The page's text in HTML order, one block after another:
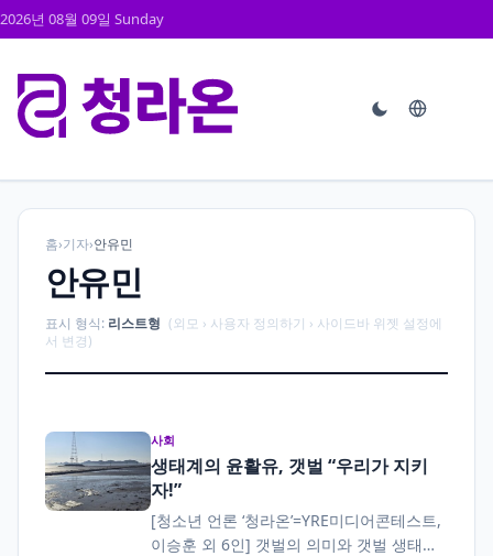
2026년 08월 09일 Sunday
홈›기자›안유민
안유민
표시 형식: 리스트형 (외모 › 사용자 정의하기 › 사이드바 위젯 설정에
서 변경)
사회
생태계의 윤활유, 갯벌 “우리가 지키
자!”
[청소년 언론 ‘청라온’=YRE미디어콘테스트,
이승훈 외 6인] 갯벌의 의미와 갯벌 생태가